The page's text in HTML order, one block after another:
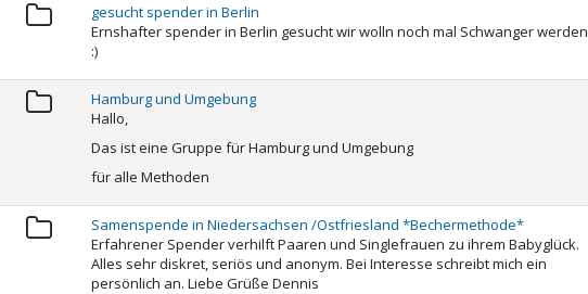
gesucht spender in Berlin
Ernshafter spender in Berlin gesucht wir wolln noch mal Schwanger werden
:)
Hamburg und Umgebung
Hallo,
Das ist eine Gruppe für Hamburg und Umgebung
für alle Methoden
Samenspende in Niedersachsen /Ostfriesland *Bechermethode*
Erfahrener Spender verhilft Paaren und Singlefrauen zu ihrem Babyglück.
Alles sehr diskret, seriös und anonym. Bei Interesse schreibt mich ein
persönlich an. Liebe Grüße Dennis